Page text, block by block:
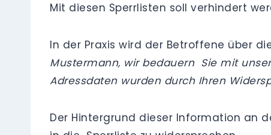
Mit diesen Sperrlisten soll verhindert
In der Praxis wird der Betroffene über
Mustermann, wir bedauern Sie mit
Adressdaten wurden durch Ihren
Der Hintergrund dieser Information an